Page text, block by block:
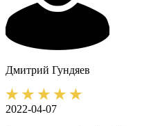
Дмитрий Гундяев
2022-04-07